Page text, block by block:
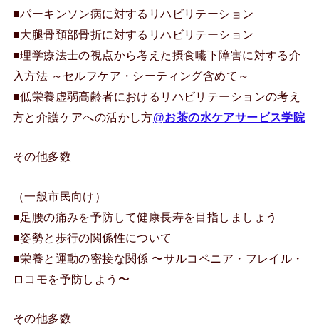
■パーキンソン病に対するリハビリテーション
■大腿骨頚部骨折に対するリハビリテーション
■理学療法士の視点から考えた摂食嚥下障害に対する介
入方法 ～セルフケア・シーティング含めて～
■低栄養虚弱高齢者におけるリハビリテーションの考え
方と介護ケアへの活かし方@お茶の水ケアサービス学院
その他多数
（一般市民向け）
■足腰の痛みを予防して健康長寿を目指しましょう
■姿勢と歩行の関係性について
■栄養と運動の密接な関係 〜サルコペニア・フレイル・
ロコモを予防しよう〜
その他多数